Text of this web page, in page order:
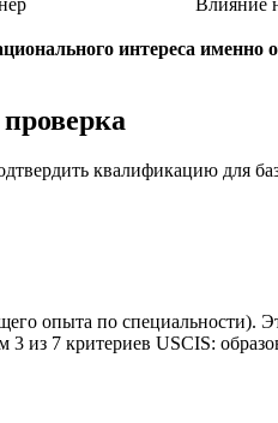
Влияние
интереса именно
квалификацию для
опыта по специальности).
7 критериев USCIS: